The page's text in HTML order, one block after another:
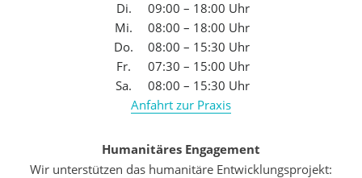
Di.
09:00 – 18:00 Uhr
Mi.
08:00 – 18:00 Uhr
Do.
08:00 – 15:30 Uhr
Fr.
07:30 – 15:00 Uhr
Sa.
08:00 – 15:30 Uhr
Anfahrt zur Praxis
Humanitäres Engagement
Wir unterstützen das humanitäre Entwicklungsprojekt: